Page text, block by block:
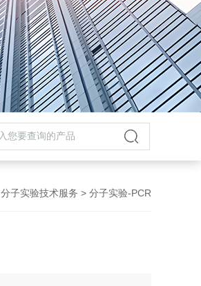
分子实验技术服务 > 分子实验-PCR